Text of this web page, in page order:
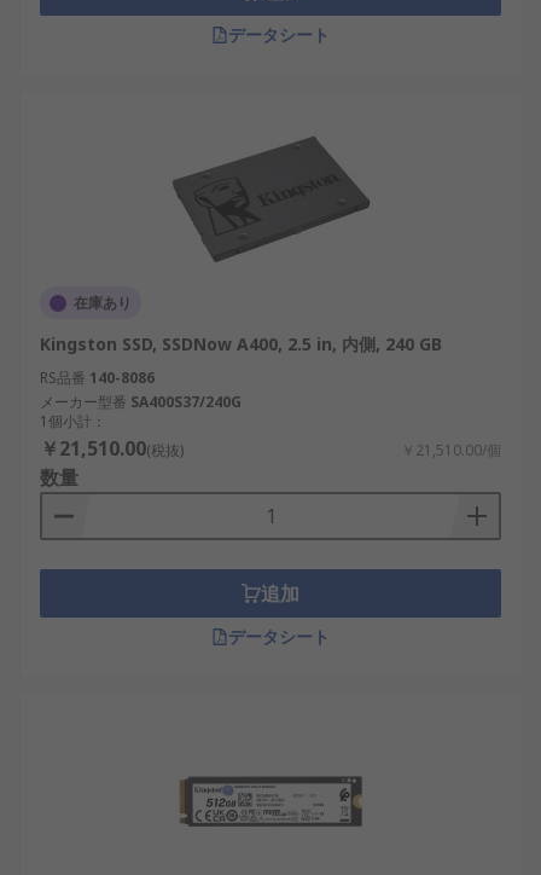
データシート
在庫あり
Kingston SSD, SSDNow A400, 2.5 in, 内側, 240 GB
RS品番 140-8086
メーカー型番 SA400S37/240G
1個小計：
￥21,510.00(税抜) ￥21,510.00/個
数量
追加
データシート